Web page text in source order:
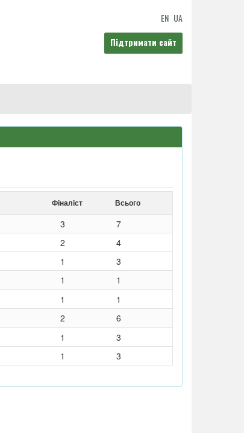
EN UA
Підтримати сайт
Фіналіст Всього
3
7
2
4
1 3
1
1
1 1
2
6
1
3
1 3